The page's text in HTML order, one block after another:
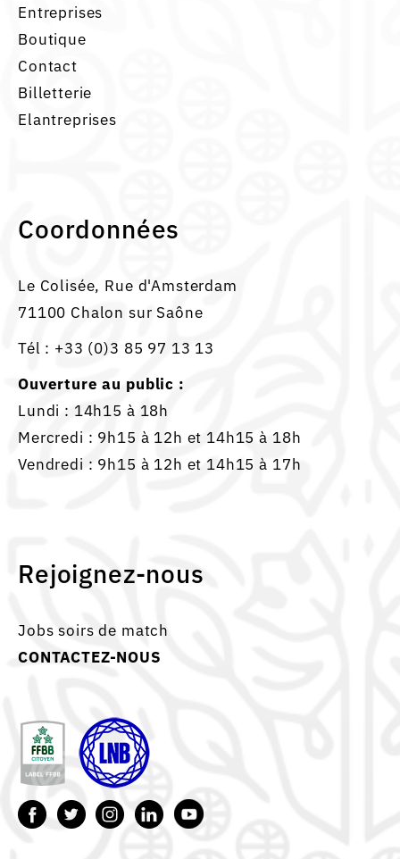
Entreprises
Boutique
Contact
Billetterie
Elantreprises
Coordonnées
Le Colisée, Rue d'Amsterdam
71100 Chalon sur Saône
Tél : +33 (0)3 85 97 13 13
Ouverture au public :
Lundi : 14h15 à 18h
Mercredi : 9h15 à 12h et 14h15 à 18h
Vendredi : 9h15 à 12h et 14h15 à 17h
Rejoignez-nous
Jobs soirs de match
CONTACTEZ-NOUS